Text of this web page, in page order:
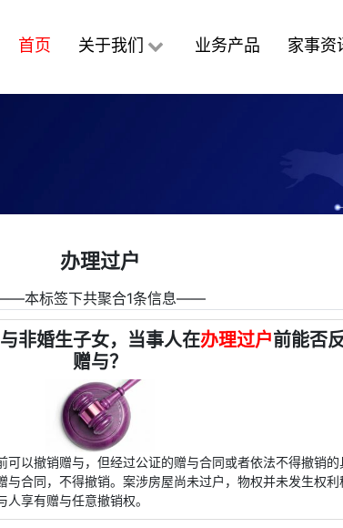
首页 关于我们 业务产品 家事资
办理过户
本标签下共聚合1条信息――
非婚生子女，当事人在办理过户前能否
赠与？
以撤销赠与，但经过公证的赠与合同或者依法不得撤销的
与合同，不得撤销。案涉房屋尚未过户，物权并未发生权
享有赠与任意撤销权。